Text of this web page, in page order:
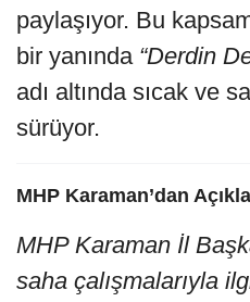
paylaşıyor. Bu
bir yanında “Derdin
adı altında sıcak ve
sürüyor.
MHP Karaman’dan
MHP Karaman İl
saha çalışmalarıyla